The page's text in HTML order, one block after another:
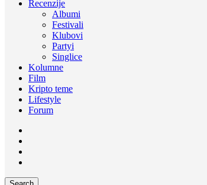
Recenzije
Albumi
Festivali
Klubovi
Partyi
Singlice
Kolumne
Film
Kripto teme
Lifestyle
Forum